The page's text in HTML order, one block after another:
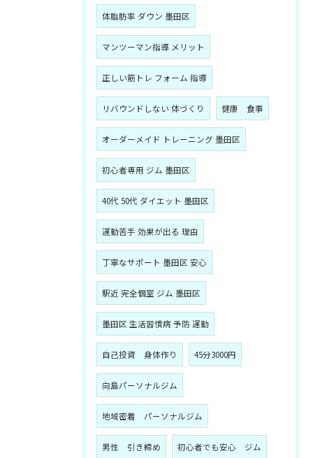
体脂肪率 ダウン 墨田区
マンツーマン指導 メリット
正しい筋トレ フォーム 指導
リバウンドしない 体づくり 健康 食事
オーダーメイド トレーニング 墨田区
初心者専用 ジム 墨田区
40代 50代 ダイエット 墨田区
運動苦手 効果が出る 理由
丁寧なサポート 墨田区 安心
駅近 完全個室 ジム 墨田区
墨田区 生活習慣病 予防 運動
自己投資 身体作り 45分3000円
向島パーソナルジム
地域密着 パーソナルジム
男性 引き締め 初心者でも安心 ジム